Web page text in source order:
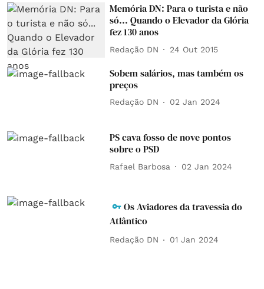
Memória DN: Para o turista e não
só... Quando o Elevador da Glória
fez 130 anos
Redação DN 24 Out 2015
Sobem salários, mas também os
preços
Redação DN 02 Jan 2024
PS cava fosso de nove pontos
sobre o PSD
Rafael Barbosa 02 Jan 2024
Os Aviadores da travessia do
Atlântico
Redação DN 01 Jan 2024